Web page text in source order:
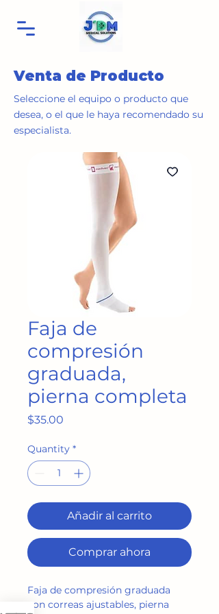
Venta de Producto
Seleccione el equipo o producto que
desea, o el que le haya recomendado su
especialista.
Faja de
compresión
graduada,
pierna completa
$35.00
Quantity *
Añadir al carrito
Comprar ahora
Faja de compresión graduada
con correas ajustables, pierna